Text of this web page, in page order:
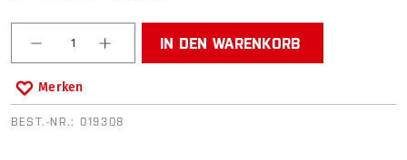
Produkt Anzahl: Gib den gewünschten Wert ein
IN DEN WARENKORB
Merken
BEST.-NR.: 019308